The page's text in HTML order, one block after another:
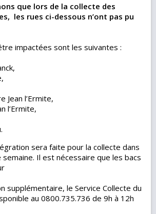
que lors de la collecte des
les rues ci-dessous n’ont pas pu
impactées sont les suivantes :
Jean l’Ermite,
l’Ermite,
sera faite pour la collecte dans
Il est nécessaire que les bacs
supplémentaire, le Service Collecte du
au 0800.735.736 de 9h à 12h